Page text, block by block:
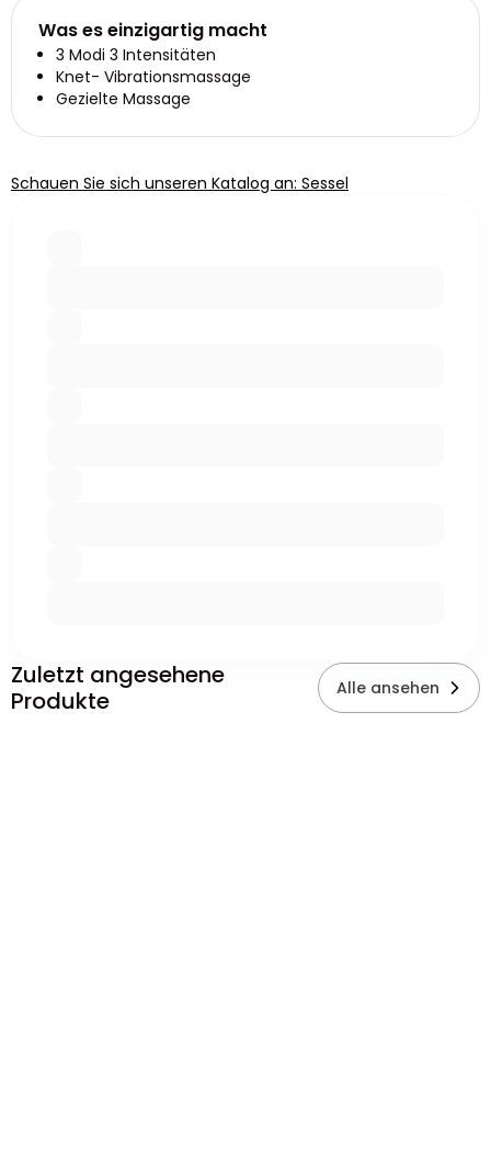
Was es einzigartig macht
3 Modi 3 Intensitäten
Knet- Vibrationsmassage
Gezielte Massage
Schauen Sie sich unseren Katalog an: Sessel
Zuletzt angesehene
Produkte
Alle ansehen